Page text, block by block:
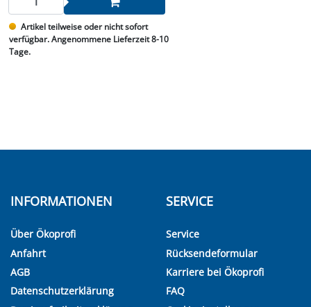
Artikel teilweise oder nicht sofort
verfügbar. Angenommene Lieferzeit 8-10
Tage.
INFORMATIONEN
Über Ökoprofi
Anfahrt
AGB
Datenschutzerklärung
SERVICE
Service
Rücksendeformular
Karriere bei Ökoprofi
FAQ